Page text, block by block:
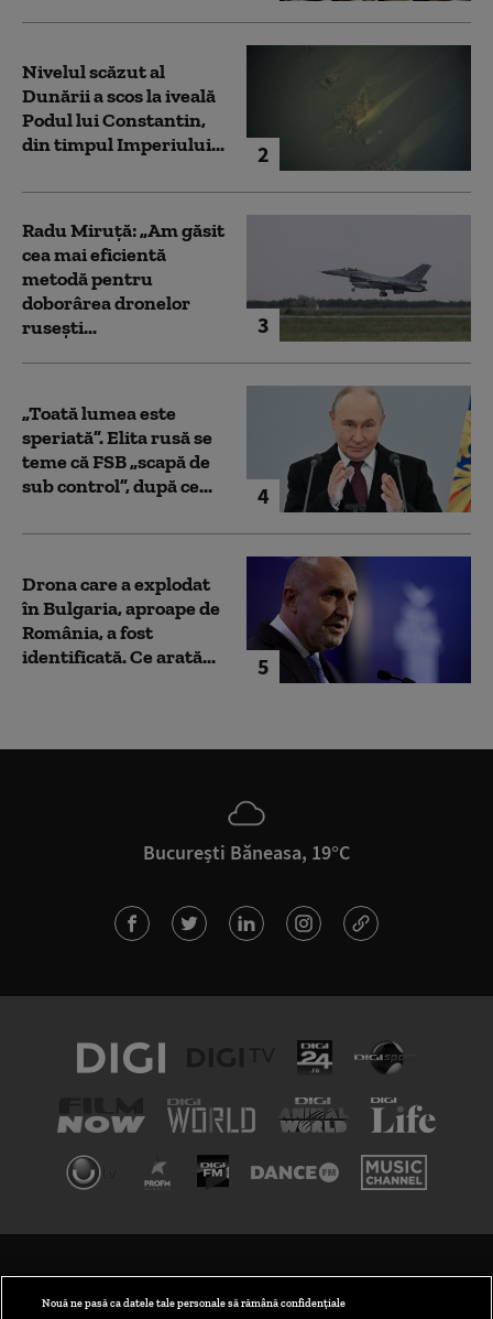
2
Nivelul scăzut al
Dunării a scos la iveală
Podul lui Constantin,
din timpul Imperiului...
3
Radu Miruță: „Am găsit
cea mai eficientă
metodă pentru
doborârea dronelor
rusești...
4
„Toată lumea este
speriată”. Elita rusă se
teme că FSB „scapă de
sub control”, după ce...
5
Drona care a explodat
în Bulgaria, aproape de
România, a fost
identificată. Ce arată...
București Băneasa, 19°C
Nouă ne pasă ca datele tale personale să rămână confidențiale